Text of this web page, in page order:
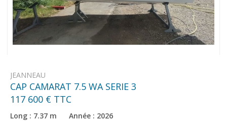
JEANNEAU
CAP CAMARAT 7.5 WA SERIE 3
117 600 € TTC
Long : 7.37 m Année : 2026